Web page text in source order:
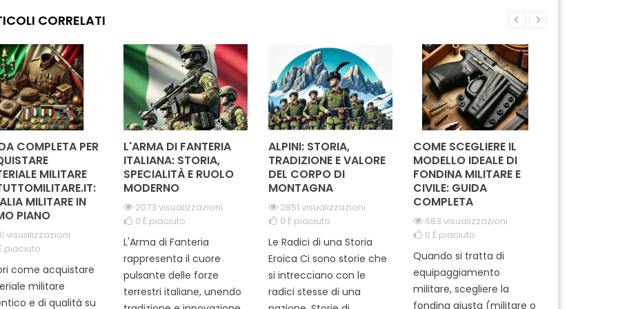
l'onore e
della nazione. Il suo
elegante e
raffinato...
alla...
della Guardia di Finanza. Il
suo design...
materiali di alta qualità, la
orgoglio e rispetto,
perfetta...
CORRELATI
COMPLETA PER
MILITARE
MILITARE IN
PIANO
visualizzazioni
piaciuto
come acquistare
militare
e di qualità su
L'ARMA DI FANTERIA
ITALIANA: STORIA,
SPECIALITÀ E RUOLO
MODERNO
2073 visualizzazioni
0 È piaciuto
L'Arma di Fanteria
rappresenta il cuore
pulsante delle forze
terrestri italiane, unendo
ALPINI: STORIA,
TRADIZIONE E VALORE
DEL CORPO DI
MONTAGNA
2851 visualizzazioni
0 È piaciuto
Le Radici di una Storia
Eroica Ci sono storie che
si intrecciano con le
radici stesse di una
COME SCEGLIERE IL
MODELLO IDEALE DI
FONDINA MILITARE E
CIVILE: GUIDA
COMPLETA
683 visualizzazioni
0 È piaciuto
Quando si tratta di
equipaggiamento
militare, scegliere la
fondina giusta (militare o